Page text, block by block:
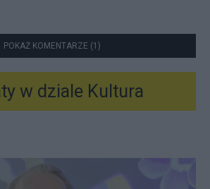
POKAŻ KOMENTARZE (1)
w dziale Kultura